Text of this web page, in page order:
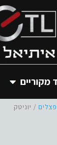
מקוריים
/ יוניטק